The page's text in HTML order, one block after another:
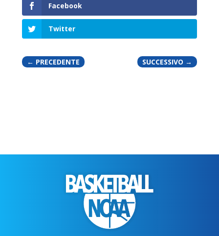
Facebook
Twitter
← PRECEDENTE SUCCESSIVO →